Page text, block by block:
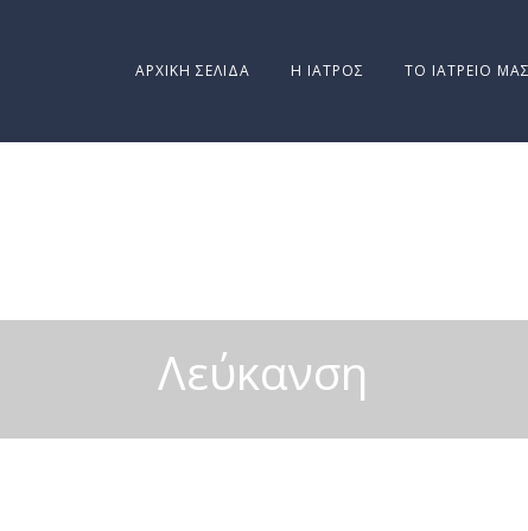
ΑΡΧΙΚΉ ΣΕΛΊΔΑ Η ΙΑΤΡΌΣ ΤΟ ΙΑΤΡΕΊΟ ΜΑΣ
Λεύκανση